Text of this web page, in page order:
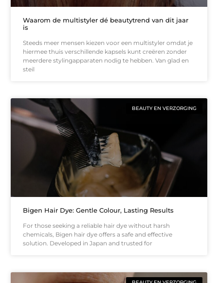
Waarom de multistyler dé beautytrend van dit jaar
is
Steeds meer mensen kiezen voor een multistyler omdat je
hiermee thuis verschillende kapsels kunt creëren zonder
meerdere stylingapparaten nodig te hebben. Van glad en
steil
BEAUTY EN VERZORGING
Bigen Hair Dye: Gentle Colour, Lasting Results
For those seeking a reliable hair dye without harsh
chemicals, Bigen hair dye offers a safe and effective
solution. Developed in Japan and trusted for